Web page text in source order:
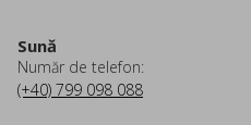
Sună
Număr de telefon:
(+40) 799 098 088